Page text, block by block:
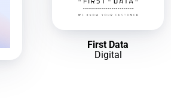
First Data
Digital